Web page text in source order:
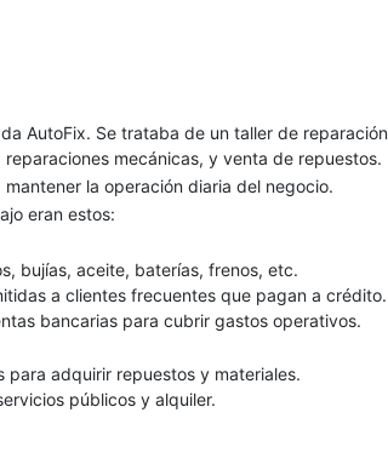
(verificación avanzada de voluntarios,
exitosa
servicio
voluntarios) ofrezcan servicios pagados
a la plataforma
ancianos
para el hogar
AutoFix. Se trataba de un taller de
mecánicas, y venta de repuestos.
la operación diaria del negocio.
eran estos:
bujías, aceite, baterías, frenos, etc.
a clientes frecuentes que pagan a crédito.
bancarias para cubrir gastos operativos.
para adquirir repuestos y materiales.
públicos y alquiler.
para atender a los clientes